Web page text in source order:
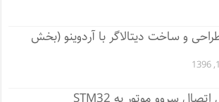
و ساخت دیتالاگر با آردوینو (بخش